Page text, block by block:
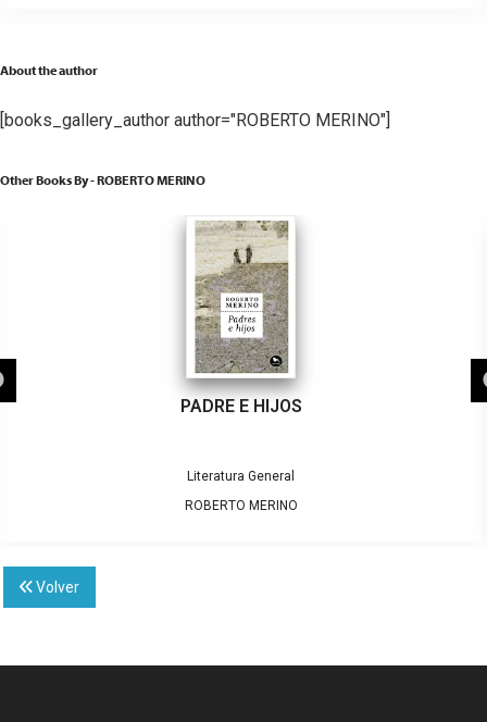
About the author
[books_gallery_author author="ROBERTO MERINO"]
Other Books By - ROBERTO MERINO
E HIJOS
Volver